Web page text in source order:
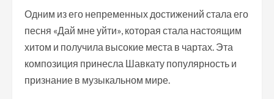
Одним из его непременных достижений стала его
песня «Дай мне уйти», которая стала настоящим
хитом и получила высокие места в чартах. Эта
композиция принесла Шавкату популярность и
признание в музыкальном мире.